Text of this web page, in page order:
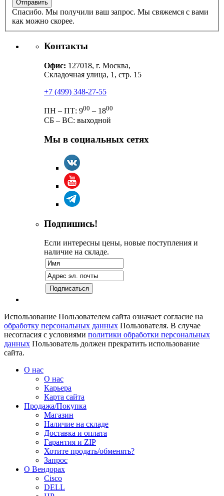
Спасибо. Мы получили ваш запрос. Мы свяжемся с вами
как можно скорее.
Контакты
Офис: 127018, г. Москва,
Складочная улица, 1, стр. 15
+7 (499) 348-27-55
ПН – ПТ: 900 – 1800
СБ – ВС: выходной
Мы в социальных сетях
Подпишись!
Если интересны цены, новые поступления и
наличие на складе.
Использование Пользователем сайта означает согласие на
обработку персональных данных Пользователя. В случае
несогласия с условиями политики обработки персональных
данных Пользователь должен прекратить использование
сайта.
О нас
О нас
Карьера
Карта сайта
Продажа/Покупка
Магазин
Наличие на складе
Доставка и оплата
Гарантия и ZIP
Хотите продать/обменять?
Запрос
О Вендорах
Cisco
DELL